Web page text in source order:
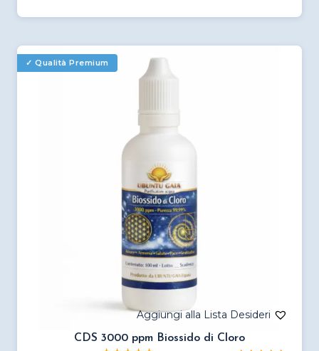
CDS 3000 ppm Biossido di Cloro